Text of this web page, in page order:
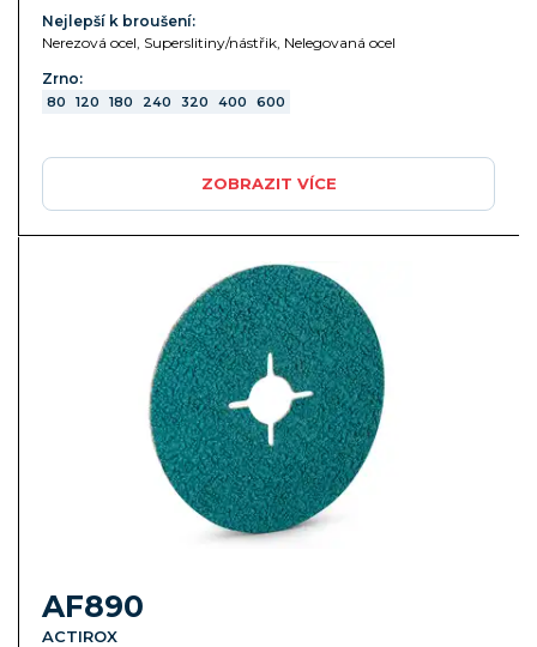
Nejlepší k broušení:
Nerezová ocel, Superslitiny/nástřik, Nelegovaná ocel
Zrno:
80 120 180 240 320 400 600
ZOBRAZIT VÍCE
AF890
ACTIROX